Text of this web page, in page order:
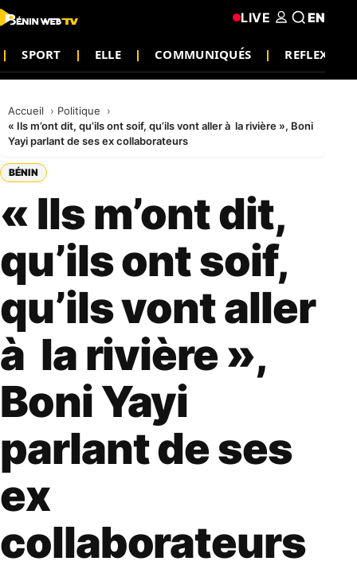
SPORT ELLE COMMUNIQUÉS REFLEXION
LIVE EN
Accueil
Politique
« Ils m’ont dit, qu’ils ont soif, qu’ils vont aller à la rivière », Boni
Yayi parlant de ses ex collaborateurs
BÉNIN
« Ils m’ont dit,
qu’ils ont soif,
qu’ils vont aller
à la rivière »,
Boni Yayi
parlant de ses
ex
collaborateurs